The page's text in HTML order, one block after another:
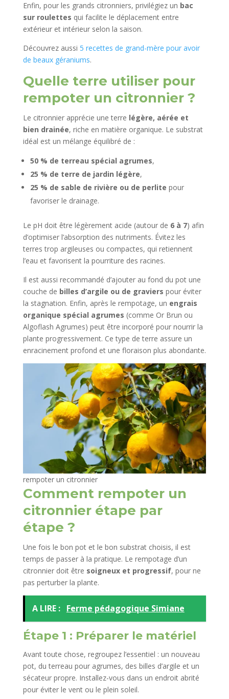
Enfin, pour les grands citronniers, privilégiez un bac
sur roulettes qui facilite le déplacement entre
extérieur et intérieur selon la saison.
Découvrez aussi 5 recettes de grand-mère pour avoir
de beaux géraniums.
Quelle terre utiliser pour
rempoter un citronnier ?
Le citronnier apprécie une terre légère, aérée et
bien drainée, riche en matière organique. Le substrat
idéal est un mélange équilibré de :
50 % de terreau spécial agrumes,
25 % de terre de jardin légère,
25 % de sable de rivière ou de perlite pour
favoriser le drainage.
Le pH doit être légèrement acide (autour de 6 à 7) afin
d’optimiser l’absorption des nutriments. Évitez les
terres trop argileuses ou compactes, qui retiennent
l’eau et favorisent la pourriture des racines.
Il est aussi recommandé d’ajouter au fond du pot une
couche de billes d’argile ou de graviers pour éviter
la stagnation. Enfin, après le rempotage, un engrais
organique spécial agrumes (comme Or Brun ou
Algoflash Agrumes) peut être incorporé pour nourrir la
plante progressivement. Ce type de terre assure un
enracinement profond et une floraison plus abondante.
rempoter un citronnier
Comment rempoter un
citronnier étape par
étape ?
Une fois le bon pot et le bon substrat choisis, il est
temps de passer à la pratique. Le rempotage d’un
citronnier doit être soigneux et progressif, pour ne
pas perturber la plante.
A LIRE : Ferme pédagogique Simiane
Étape 1 : Préparer le matériel
Avant toute chose, regroupez l’essentiel : un nouveau
pot, du terreau pour agrumes, des billes d’argile et un
sécateur propre. Installez-vous dans un endroit abrité
pour éviter le vent ou le plein soleil.